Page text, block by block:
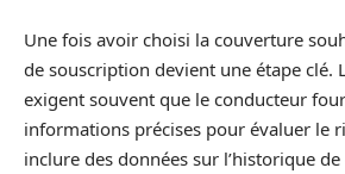
Une fois avoir choisi la couverture
de souscription devient une étape clé.
exigent souvent que le conducteur
informations précises pour évaluer le
inclure des données sur l’historique